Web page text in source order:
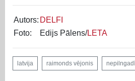
Autors: DELFI
Foto:
Edijs Pālens/LETA
latvija raimonds vējonis